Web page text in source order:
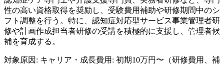
性の高い資格取得を奨励し、受験費用補助や研修期間中のシ
フト調整を行う。特に、認知症対応型サービス事業管理者研
修や計画作成担当者研修の受講を積極的に支援し、管理者候
補を育成する。
対象原因: キャリア・成長費用: 初期10万円〜（研修費用、補